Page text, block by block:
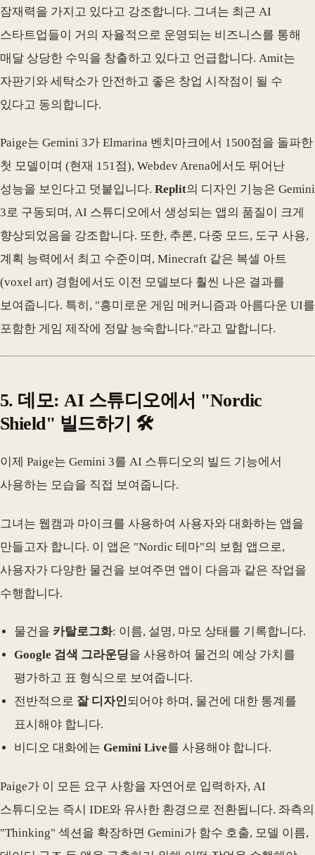
잠재력을 가지고 있다고 강조합니다. 그녀는 최근 AI
스타트업들이 거의 자율적으로 운영되는 비즈니스를 통해
매달 상당한 수익을 창출하고 있다고 언급합니다. Amit는
자판기와 세탁소가 안전하고 좋은 창업 시작점이 될 수
있다고 동의합니다.
Paige는 Gemini 3가 Elmarina 벤치마크에서 1500점을 돌파한
첫 모델이며 (현재 151점), Webdev Arena에서도 뛰어난
성능을 보인다고 덧붙입니다. Replit의 디자인 기능은 Gemini
3로 구동되며, AI 스튜디오에서 생성되는 앱의 품질이 크게
향상되었음을 강조합니다. 또한, 추론, 다중 모드, 도구 사용,
계획 능력에서 최고 수준이며, Minecraft 같은 복셀 아트
(voxel art) 경험에서도 이전 모델보다 훨씬 나은 결과를
보여줍니다. 특히, "흥미로운 게임 메커니즘과 아름다운 UI를
포함한 게임 제작에 정말 능숙합니다."라고 말합니다.
5. 데모: AI 스튜디오에서 "Nordic
Shield" 빌드하기 🛠️
이제 Paige는 Gemini 3를 AI 스튜디오의 빌드 기능에서
사용하는 모습을 직접 보여줍니다.
그녀는 웹캠과 마이크를 사용하여 사용자와 대화하는 앱을
만들고자 합니다. 이 앱은 "Nordic 테마"의 보험 앱으로,
사용자가 다양한 물건을 보여주면 앱이 다음과 같은 작업을
수행합니다.
물건을 카탈로그화: 이름, 설명, 마모 상태를 기록합니다.
Google 검색 그라운딩을 사용하여 물건의 예상 가치를
평가하고 표 형식으로 보여줍니다.
전반적으로 잘 디자인되어야 하며, 물건에 대한 통계를
표시해야 합니다.
비디오 대화에는 Gemini Live를 사용해야 합니다.
Paige가 이 모든 요구 사항을 자연어로 입력하자, AI
스튜디오는 즉시 IDE와 유사한 환경으로 전환됩니다. 좌측의
"Thinking" 섹션을 확장하면 Gemini가 함수 호출, 모델 이름,